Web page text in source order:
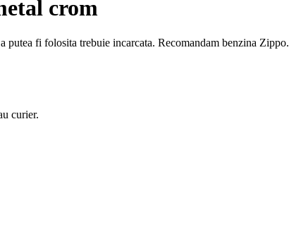
crom
putea fi folosita trebuie incarcata. Recomandam benzina Zippo.
curier.